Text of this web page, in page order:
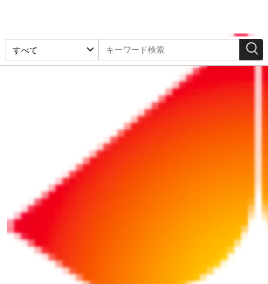
【経理業務の効率化】法人クレジットカードを使って経
費精算の手間を軽減